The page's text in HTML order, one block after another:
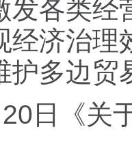
发各类
经济治理
多边贸
20日《